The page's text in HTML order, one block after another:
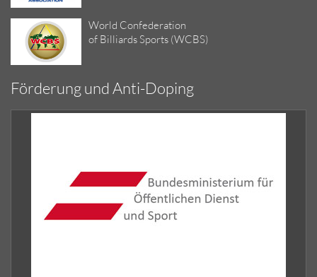
World Confederation
of Billiards Sports (WCBS)
Förderung und Anti-Doping